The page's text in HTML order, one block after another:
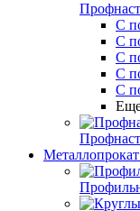
С
С
С
С
С
Металлопрокат